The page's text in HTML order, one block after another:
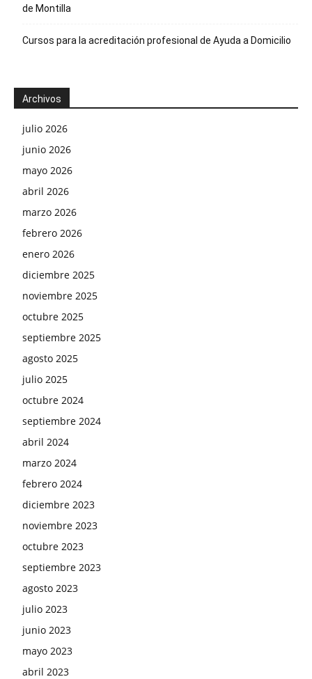
de Montilla
Cursos para la acreditación profesional de Ayuda a Domicilio
Archivos
julio 2026
junio 2026
mayo 2026
abril 2026
marzo 2026
febrero 2026
enero 2026
diciembre 2025
noviembre 2025
octubre 2025
septiembre 2025
agosto 2025
julio 2025
octubre 2024
septiembre 2024
abril 2024
marzo 2024
febrero 2024
diciembre 2023
noviembre 2023
octubre 2023
septiembre 2023
agosto 2023
julio 2023
junio 2023
mayo 2023
abril 2023